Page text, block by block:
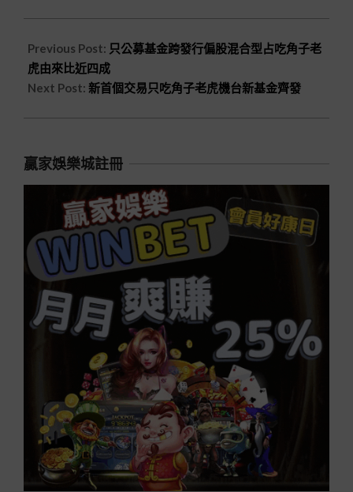
Previous Post: 只公募基金跨發行偏股混合型占吃角子老
虎由來比近四成
Next Post: 新首個交易只吃角子老虎機台新基金齊發
贏家娛樂城註冊